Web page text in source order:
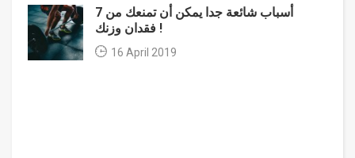
7 أسباب شائعة جدا يمكن أن تمنعك من
فقدان وزنك !
16 April 2019